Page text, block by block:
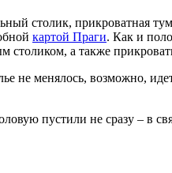
столик, прикроватная
картой Праги. Как и
столиком, а также
не менялось, возможно,
пустили не сразу – в